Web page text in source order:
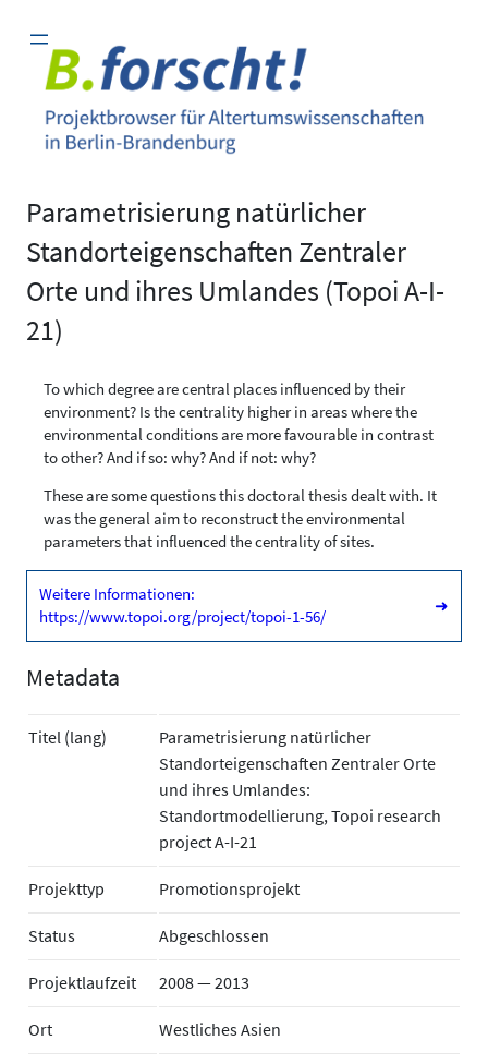
Inhalt
springen
Parametrisierung natürlicher
Standorteigenschaften Zentraler
Orte und ihres Umlandes (Topoi A-I-
21)
To which degree are central places influenced by their
environment? Is the centrality higher in areas where the
environmental conditions are more favourable in contrast
to other? And if so: why? And if not: why?
These are some questions this doctoral thesis dealt with. It
was the general aim to reconstruct the environmental
parameters that influenced the centrality of sites.
Weitere Informationen:
https://www.topoi.org/project/topoi-1-56/
➜
Metadata
Titel (lang)
Parametrisierung natürlicher
Standorteigenschaften Zentraler Orte
und ihres Umlandes:
Standortmodellierung, Topoi research
project A-I-21
Projekttyp Promotionsprojekt
Status Abgeschlossen
Projektlaufzeit 2008 — 2013
Ort Westliches Asien